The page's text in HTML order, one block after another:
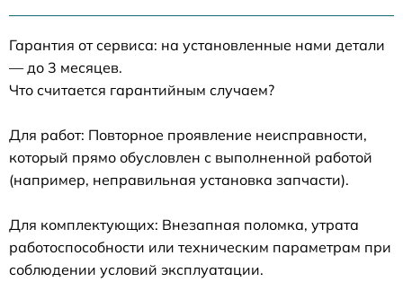
Гарантия от сервиса: на установленные нами детали
— до 3 месяцев.
Что считается гарантийным случаем?
Для работ: Повторное проявление неисправности,
который прямо обусловлен с выполненной работой
(например, неправильная установка запчасти).
Для комплектующих: Внезапная поломка, утрата
работоспособности или техническим параметрам при
соблюдении условий эксплуатации.